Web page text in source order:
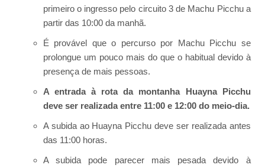
primeiro o ingresso pelo circuito 3 de Machu Picchu a
partir das 10:00 da manhã.
É provável que o percurso por Machu Picchu se
prolongue um pouco mais do que o habitual devido à
presença de mais pessoas.
A entrada à rota da montanha Huayna Picchu
deve ser realizada entre 11:00 e 12:00 do meio-dia.
A subida ao Huayna Picchu deve ser realizada antes
das 11:00 horas.
A subida pode parecer mais pesada devido à